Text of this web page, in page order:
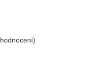
hodnocení)